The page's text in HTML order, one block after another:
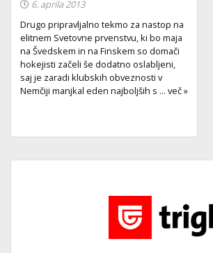
6. aprila 2013
Drugo pripravljalno tekmo za nastop na
elitnem Svetovne prvenstvu, ki bo maja
na Švedskem in na Finskem so domači
hokejisti začeli še dodatno oslabljeni,
saj je zaradi klubskih obveznosti v
Nemčiji manjkal eden najboljših s ... več »